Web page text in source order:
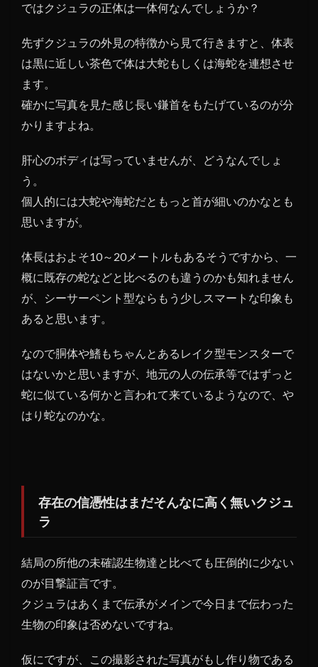
ではクジュラの正体は一体何なんでしょうか？
先ずクジュラの外見の特徴から見て行きますと、体表
は黒に近しい茶色で体は大蛇もしくは海蛇を連想させ
ます。
確かに写真を見た感じ長い鎌首をもたげているのが分
かりますよね。
肝心のボディは写っていませんが、どうなんでしょ
う。
個人的には大蛇や海蛇だともっと首が細いのかなとも
思いますが。
体長はおよそ10～20メートルもあるそうですから、一
概に既存の蛇などと比べるのも違うのかも知れません
が、シーサーペント型ならもう少しスマートな印象も
あると思います。
なので胴体や鰭もちゃんとあるレイク型モンスターで
はないかと思いますが、地元の人の伝承等ではずっと
蛇に似ている何かと言われて来ているようなので、や
はり蛇なのかな。
存在の信憑性はまだそんなに高く無いクジュ
ラ
結局の所他の未確認生物達と比べても圧倒的に少ない
のが目撃証言です。
クジュラはあくまで伝承がメインで今日まで伝わった
生物の印象は否めないですね。
仮にですが、この撮影された写真がもし作り物である